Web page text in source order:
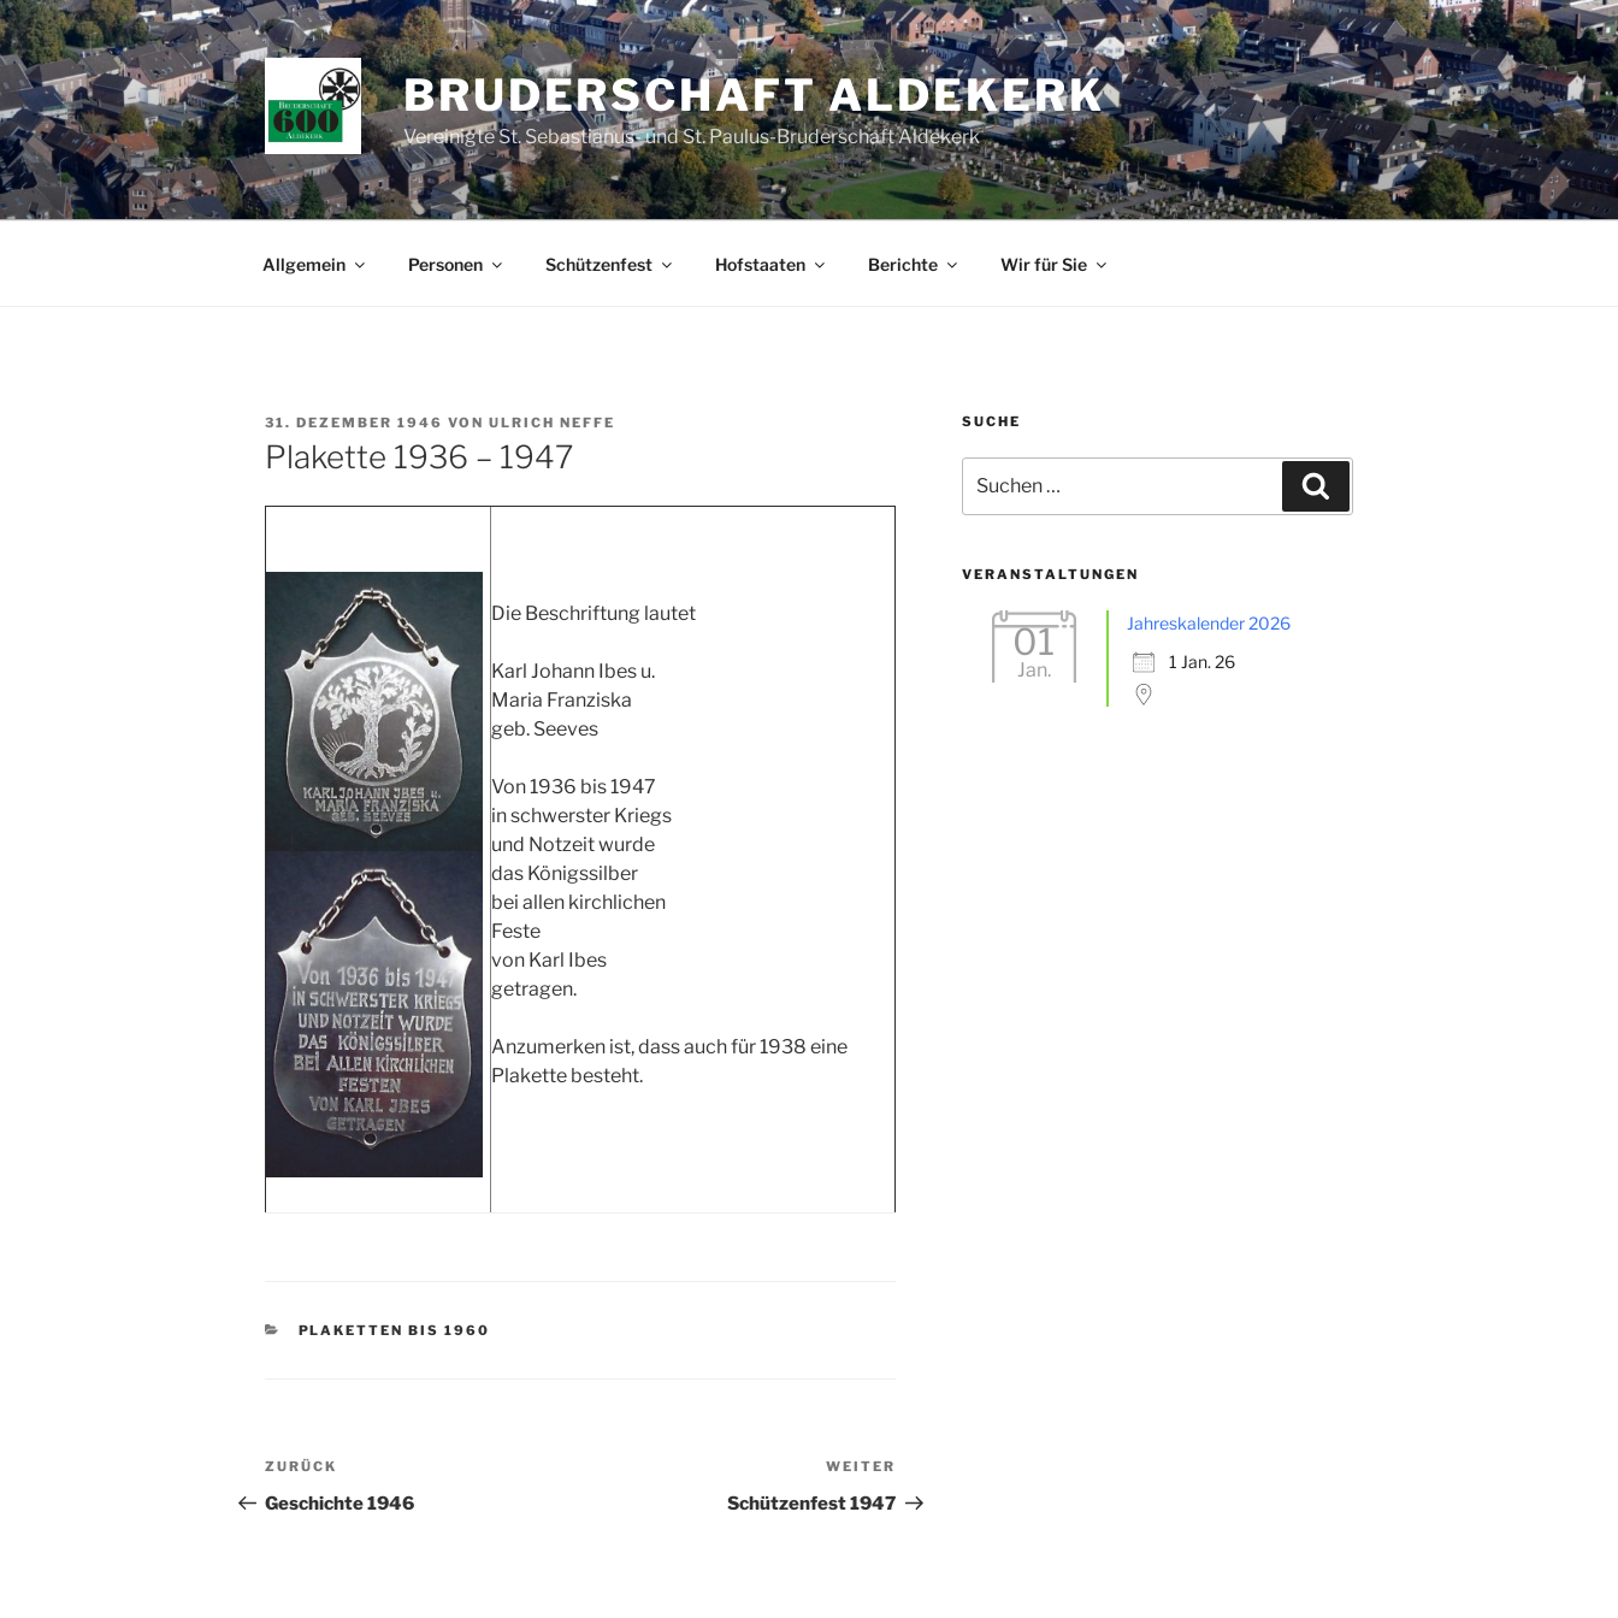
Zum
Inhalt
springen
BRUDERSCHAFT ALDEKERK
Vereinigte St. Sebastianus- und St. Paulus-Bruderschaft Aldekerk
Allgemein Personen Schützenfest Hofstaaten Berichte Wir für Sie
VERÖFFENTLICHT
AM
31. DEZEMBER 1946 VON ULRICH NEFFE
Plakette 1936 – 1947
Die Beschriftung lautet
Karl Johann Ibes u.
Maria Franziska
geb. Seeves
Von 1936 bis 1947
in schwerster Kriegs
und Notzeit wurde
das Königssilber
bei allen kirchlichen
Feste
von Karl Ibes
getragen.
Anzumerken ist, dass auch für 1938 eine
Plakette besteht.
KATEGORIEN
PLAKETTEN BIS 1960
Beitragsnavigation
Vorheriger
Beitrag
ZURÜCK
Geschichte 1946
Beitrag
WEITER
Schützenfest 1947
SUCHE
nach:
VERANSTALTUNGEN
01
Jan.
Jahreskalender 2026
1 Jan. 26